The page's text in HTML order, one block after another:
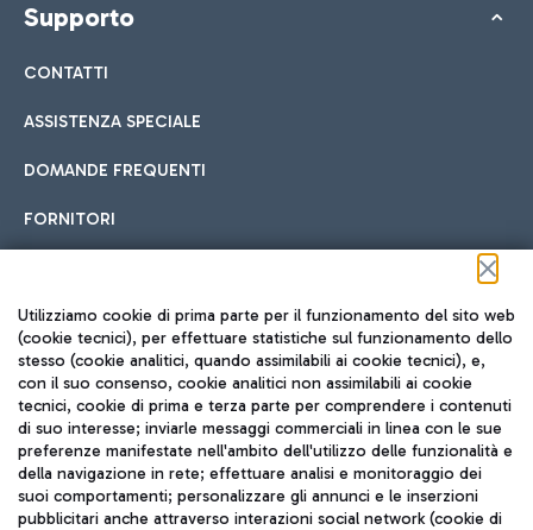
Supporto
CONTATTI
ASSISTENZA SPECIALE
DOMANDE FREQUENTI
FORNITORI
Seguici sui social
TRAVEL JOURNAL
ITA
Utilizziamo cookie di prima parte per il funzionamento del sito web
(cookie tecnici), per effettuare statistiche sul funzionamento dello
stesso (cookie analitici, quando assimilabili ai cookie tecnici), e,
con il suo consenso, cookie analitici non assimilabili ai cookie
tecnici, cookie di prima e terza parte per comprendere i contenuti
di suo interesse; inviarle messaggi commerciali in linea con le sue
preferenze manifestate nell'ambito dell'utilizzo delle funzionalità e
della navigazione in rete; effettuare analisi e monitoraggio dei
suoi comportamenti; personalizzare gli annunci e le inserzioni
pubblicitari anche attraverso interazioni social network (cookie di